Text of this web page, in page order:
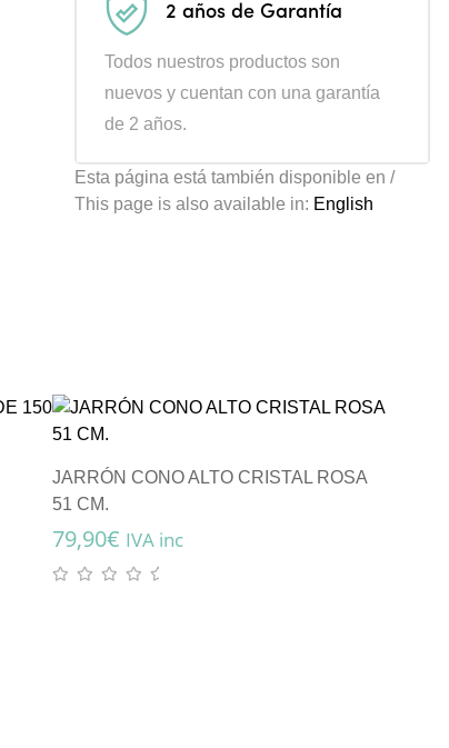
2 años de Garantía
Todos nuestros productos son
nuevos y cuentan con una garantía
de 2 años.
Esta página está también disponible en /
This page is also available in: English
JARRÓN CONO ALTO CRISTAL ROSA
51 CM.
79,90€ IVA inc